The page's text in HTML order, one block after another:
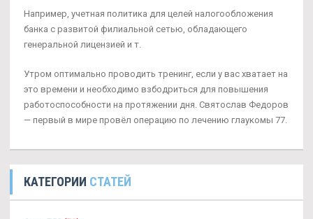
Например, учетная политика для целей налогообложения
банка с развитой филиальной сетью, обладающего
генеральной лицензией и т.
Утром оптимально проводить тренинг, если у вас хватает на
это времени и необходимо взбодриться для повышения
работоспособности на протяжении дня. Святослав Федоров
— первый в мире провёл операцию по лечению глаукомы 77.
КАТЕГОРИИ СТАТЕЙ